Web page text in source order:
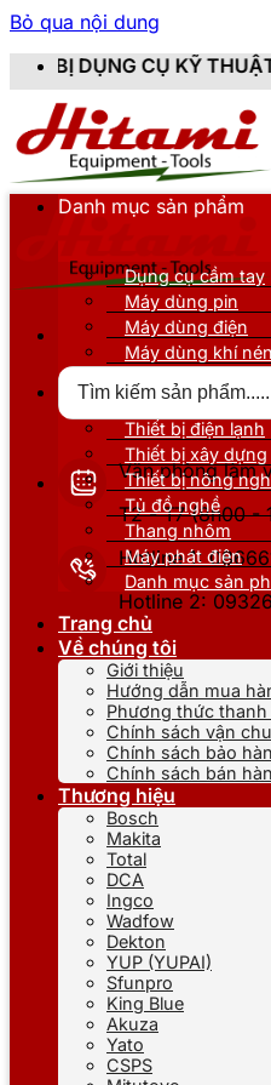
Bỏ qua nội dung
KỸ THUẬT HITAMI -
Văn phòng làm
T2 - T7 (8h00 -
Hotline 1:
Hotline 2:
Danh mục sản phẩm
Dụng cụ cầm tay
Máy dùng pin
Máy dùng điện
Máy dùng khí nén
Thiết bị nâng đỡ
Thiết bị điện lạnh
Thiết bị xây dựng
Thiết bị nông
Tủ đồ nghề
Thang nhôm
Máy phát điện
Danh mục sản
Trang chủ
Về chúng tôi
Giới thiệu
Hướng dẫn mua
Phương thức thanh
Chính sách vận
Chính sách bảo
Chính sách bán
Thương hiệu
Bosch
Makita
Total
DCA
Ingco
Wadfow
Dekton
YUP (YUPAI)
Sfunpro
King Blue
Akuza
Yato
CSPS